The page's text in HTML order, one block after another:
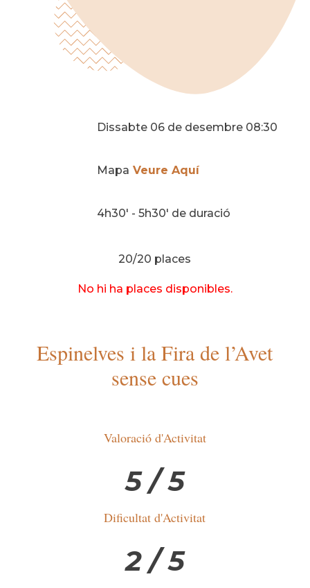
Dissabte 06 de desembre 08:30
Mapa Veure Aquí
4h30' - 5h30' de duració
20/20 places
No hi ha places disponibles.
Espinelves i la Fira de l’Avet
sense cues
Valoració d'Activitat
5 / 5
Dificultat d'Activitat
2 / 5